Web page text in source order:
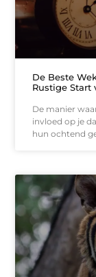
De Beste
Rustige Start
De manier
invloed op je
hun ochtend